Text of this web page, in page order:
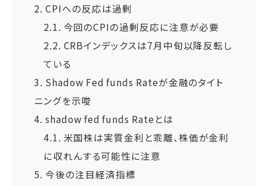
2. CPIへの反応は過剰
2.1. 今回のCPIの過剰反応に注意が必要
2.2. CRBインデックスは7月中旬以降反転し
ている
3. Shadow Fed funds Rateが金融のタイト
ニングを示唆
4. shadow fed funds Rateとは
4.1. 米国株は実質金利と乖離、株価が金利
に収れんする可能性に注意
5. 今後の注目経済指標